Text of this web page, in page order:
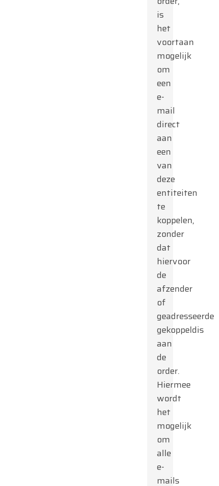
is
het
voortaan
mogelijk
om
een
e-
mail
direct
aan
een
van
deze
entiteiten
te
koppelen,
zonder
dat
hiervoor
de
afzender
of
geadresseerde
gekoppeldis
aan
de
order.
Hiermee
wordt
het
mogelijk
om
alle
e-
mails